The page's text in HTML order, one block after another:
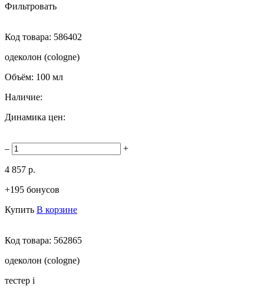
Фильтровать
Код товара: 586402
одеколон (cologne)
Объём: 100 мл
Наличие:
Динамика цен:
– +
4 857 р.
+195 бонусов
Купить В корзине
Код товара: 562865
одеколон (cologne)
тестер i